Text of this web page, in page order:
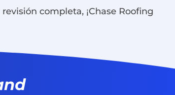
completa, ¡Chase Roofing